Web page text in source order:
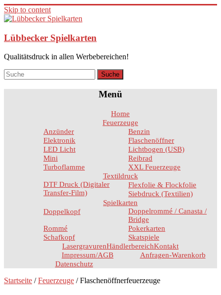
Skip to content
Lübbecker Spielkarten
Qualitätsdruck in allen Werbebereichen!
Menü
Home
Feuerzeuge
Anzünder
Benzin
Elektronik
Flaschenöffner
LED Licht
Lichtbogen (USB)
Mini
Reibrad
Turboflamme
XXL Feuerzeuge
Textildruck
DTF Druck (Digitaler
Transfer-Film)
Flexfolie & Flockfolie
Siebdruck (Textilien)
Spielkarten
Doppelkopf
Doppelrommé / Canasta /
Bridge
Rommé
Pokerkarten
Schafkopf
Skatspiele
LasergravurenHändlerbereichKontakt
Impressum/AGB
Datenschutz
Anfragen-Warenkorb
Startseite /Feuerzeuge / Flaschenöffnerfeuerzeuge